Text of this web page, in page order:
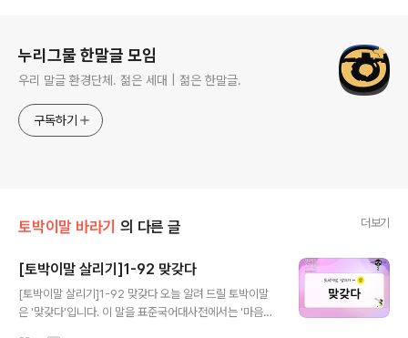
누리그물 한말글 모임
우리 말글 환경단체. 젊은 세대 | 젊은 한말글.
구독하기
토박이말 바라기 의 다른 글 더보기
[토박이말 살리기]1-92 맞갖다
[토박이말 살리기]1-92 맞갖다 오늘 알려 드릴 토박이말
은 '맞갖다'입니다. 이 말을 표준국어대사전에서는 '마음이